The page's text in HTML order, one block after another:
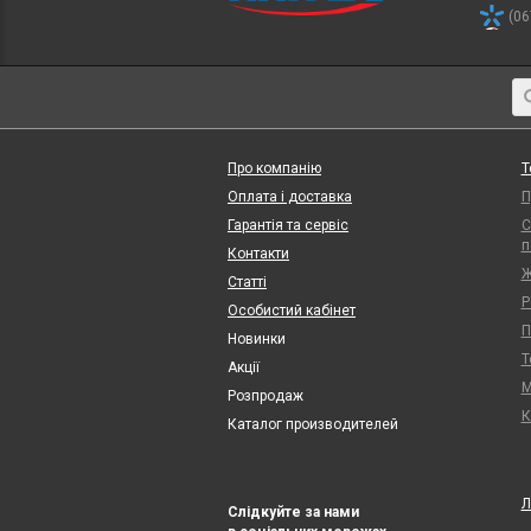
Про компанію
Оплата і доставка
Гарантія та сервіс
Контакти
Статті
Особистий кабінет
Новинки
Акції
Розпродаж
Каталог производителей
Слідкуйте за нами